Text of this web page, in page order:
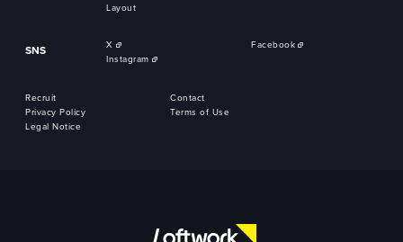
Layout
SNS X
Facebook
Instagram
Recruit
Contact
Privacy Policy
Terms of Use
Legal Notice